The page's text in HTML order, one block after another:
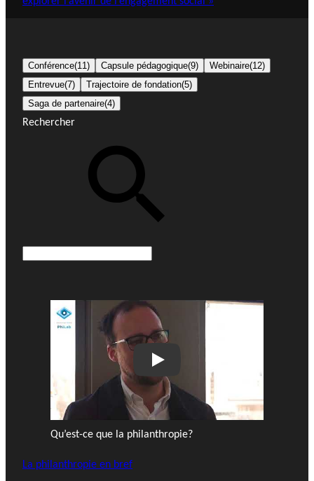
Conférence(11) Capsule pédagogique(9) Webinaire(12)
Entrevue(7) Trajectoire de fondation(5)
Saga de partenaire(4)
Rechercher
Qu’est-ce que la philanthropie?
La philanthropie en bref